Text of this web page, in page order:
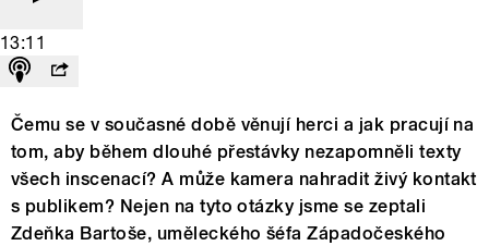
13:11
Čemu se v současné době věnují herci a jak pracují na
tom, aby během dlouhé přestávky nezapomněli texty
všech inscenací? A může kamera nahradit živý kontakt
s publikem? Nejen na tyto otázky jsme se zeptali
Zdeňka Bartoše, uměleckého šéfa Západočeského